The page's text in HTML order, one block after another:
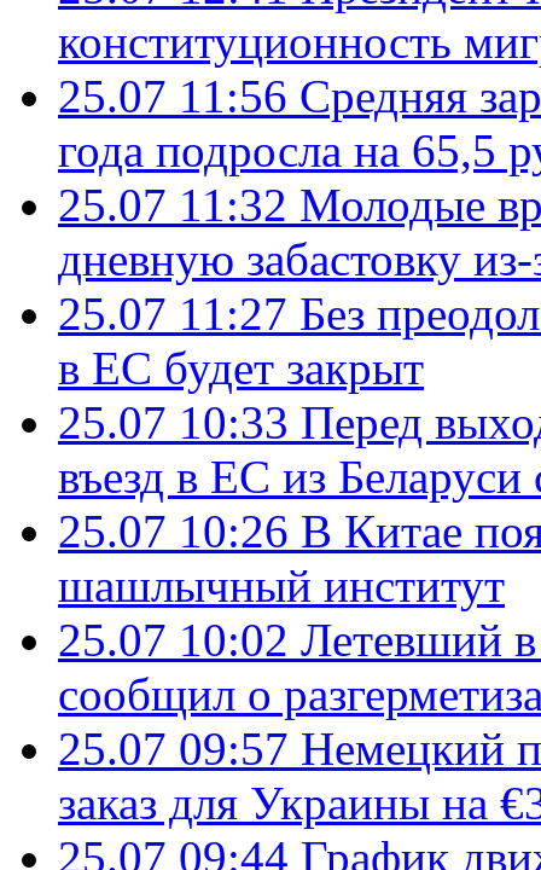
конституционность
25.07 11:56 Средняя
года подросла на 65,5
25.07 11:32 Молодые
дневную забастовку
25.07 11:27 Без
в ЕС будет закрыт
25.07 10:33 Перед
въезд в ЕС из Беларуси
25.07 10:26 В Китае
шашлычный институт
25.07 10:02 Летевший
сообщил о
25.07 09:57 Немецкий
заказ для Украины на
25.07 09:44 График